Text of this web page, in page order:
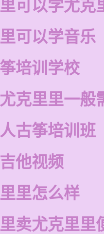
可以学尤克
可以学音乐
培训学校
克里里一般
古筝培训班
他视频
里怎么样
卖尤克里里